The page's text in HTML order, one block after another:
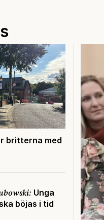
britterna med
Unga
böjas i tid